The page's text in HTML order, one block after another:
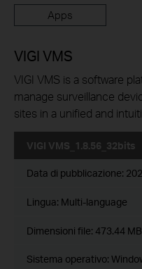
Apps
VIGI VMS
VIGI VMS is a software
manage surveillance
sites in a unified and
VIGI VMS_1.8.56_32bits
Data di pubblicazione:
Lingua: Multi-language
Dimensioni file: 473.44 MB
Sistema operativo: